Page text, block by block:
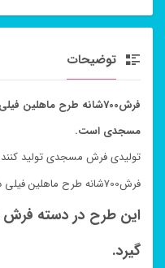
توضیحات
فرش700شانه طرح
مسجدی است.
تولیدی فرش مسجدی تولید
فرش700شانه طرح ماهلین فیلی در رنگ سرمه ای نیز بافته می شود.
این طرح در دسته فرش
گیرد.